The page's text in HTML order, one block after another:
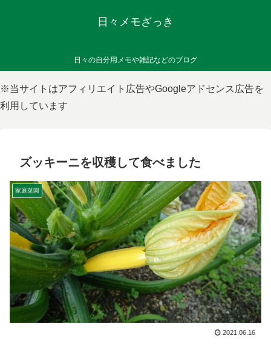
日々メモざっき
日々の自分用メモや雑記などのブログ
※当サイトはアフィリエイト広告やGoogleアドセンス広告を
利用しています
ズッキーニを収穫して食べました
家庭菜園
2021.06.16